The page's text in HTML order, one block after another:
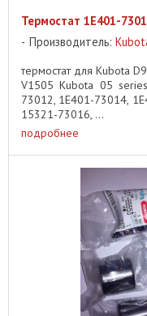
Термостат 1E401-
Производитель:
термостат для Kubota
V1505 Kubota 05
73012, 1E401-73014,
15321-73016, ...
подробнее